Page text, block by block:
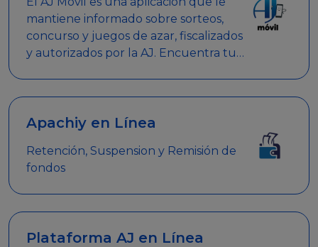
mantiene informado sobre sorteos,
concurso y juegos de azar, fiscalizados
y autorizados por la AJ. Encuentra tus
clave.
Apachiy en Línea
Retención, Suspension y Remisión de
fondos
Plataforma AJ en Línea